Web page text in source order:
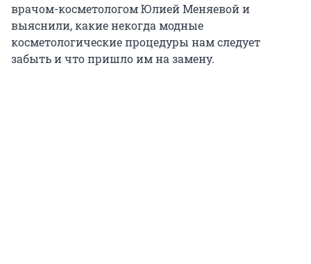
врачом-косметологом Юлией Меняевой и
выяснили, какие некогда модные
косметологические процедуры нам следует
забыть и что пришло им на замену.